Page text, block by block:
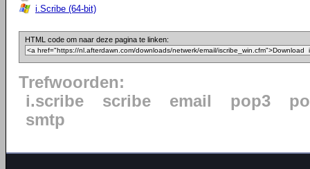
i.Scribe (64-bit)
HTML code om naar deze pagina te linken:
Trefwoorden:
i.scribe
scribe email pop3
smtp